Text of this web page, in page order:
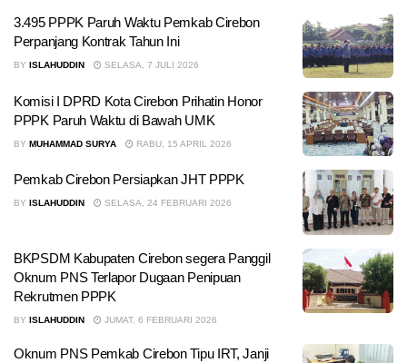
3.495 PPPK Paruh Waktu Pemkab Cirebon
Perpanjang Kontrak Tahun Ini
BY ISLAHUDDIN SELASA, 7 JULI 2026
Komisi I DPRD Kota Cirebon Prihatin Honor
PPPK Paruh Waktu di Bawah UMK
BY MUHAMMAD SURYA RABU, 15 APRIL 2026
Pemkab Cirebon Persiapkan JHT PPPK
BY ISLAHUDDIN SELASA, 24 FEBRUARI 2026
BKPSDM Kabupaten Cirebon segera Panggil
Oknum PNS Terlapor Dugaan Penipuan
Rekrutmen PPPK
BY ISLAHUDDIN JUMAT, 6 FEBRUARI 2026
Oknum PNS Pemkab Cirebon Tipu IRT, Janji